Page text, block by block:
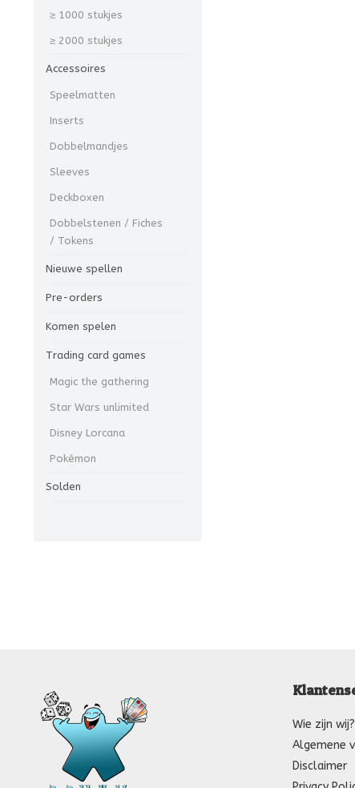
≥ 1000 stukjes
≥ 2000 stukjes
Accessoires
Speelmatten
Inserts
Dobbelmandjes
Sleeves
Deckboxen
Dobbelstenen / Fiches
/ Tokens
Nieuwe spellen
Pre-orders
Komen spelen
Trading card games
Magic the gathering
Star Wars unlimited
Disney Lorcana
Pokémon
Solden
Wie zijn wij?
Algemene
Disclaimer